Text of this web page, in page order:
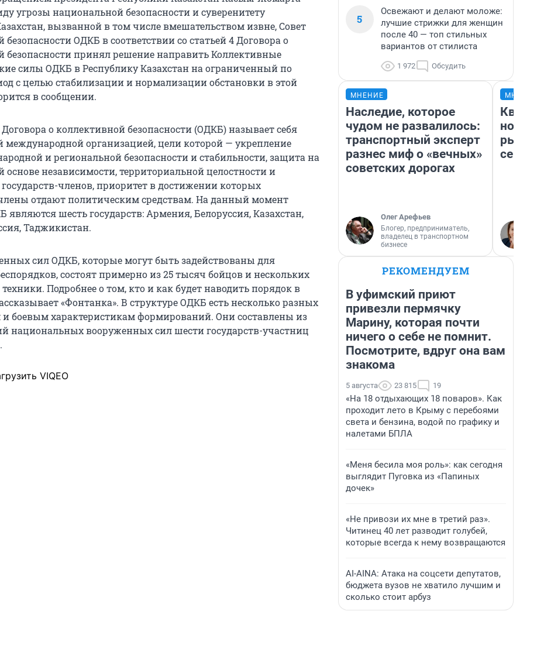
угрозы национальной безопасности и суверенитету
вызванной в том числе вмешательством извне, Совет
безопасности ОДКБ в соответствии со статьей 4 Договора о
безопасности принял решение направить Коллективные
силы ОДКБ в Республику Казахстан на ограниченный по
с целью стабилизации и нормализации обстановки в этой
в сообщении.
о коллективной безопасности (ОДКБ) называет себя
международной организацией, цели которой — укрепление
и региональной безопасности и стабильности, защита на
основе независимости, территориальной целостности и
государств-членов, приоритет в достижении которых
отдают политическим средствам. На данный момент
шесть государств: Армения, Белоруссия, Казахстан,
Таджикистан.
сил ОДКБ, которые могут быть задействованы для
состоят примерно из 25 тысяч бойцов и нескольких
Подробнее о том, кто и как будет наводить порядок в
«Фонтанка». В структуре ОДКБ есть несколько разных
боевым характеристикам формирований. Они составлены из
национальных вооруженных сил шести государств-участниц
VIQEO
5
Освежают и делают моложе:
лучшие стрижки для женщин
после 40 — топ стильных
вариантов от стилиста
1 972 Обсудить
МНЕНИЕ
Наследие, которое
чудом не развалилось:
транспортный эксперт
разнес миф о «вечных»
советских дорогах
Олег Арефьев
Блогер, предприниматель,
владелец в транспортном
бизнесе
но
РЕКОМЕНДУЕМ
В уфимский приют
привезли пермячку
Марину, которая почти
ничего о себе не помнит.
Посмотрите, вдруг она вам
знакома
5 августа 23 815 19
«На 18 отдыхающих 18 поваров». Как
проходит лето в Крыму с перебоями
света и бензина, водой по графику и
налетами БПЛА
«Меня бесила моя роль»: как сегодня
выглядит Пуговка из «Папиных
дочек»
«Не привози их мне в третий раз».
Читинец 40 лет разводит голубей,
которые всегда к нему возвращаются
AI-AINA: Атака на соцсети депутатов,
бюджета вузов не хватило лучшим и
сколько стоит арбуз